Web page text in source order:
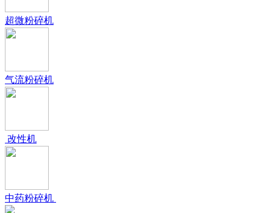
超微粉碎机
气流粉碎机
改性机
中药粉碎机